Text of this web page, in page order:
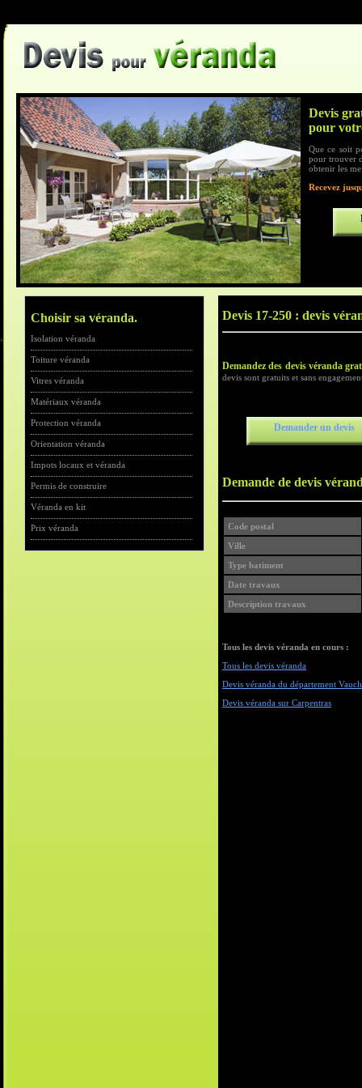
Devis
pour
Que ce soit
pour trouver
obtenir les
Recevez
Choisir sa véranda.
Isolation véranda
Toiture véranda
Vitres véranda
Matériaux véranda
Protection véranda
Orientation véranda
Impots locaux et véranda
Permis de construire
Véranda en kit
Prix véranda
Devis 17-250 : devis
Demandez des devis véranda
devis sont gratuits et sans
Demander un devis
Demande de devis
Code postal
Ville
Type batiment
Date travaux
Description travaux
Tous les devis véranda en cours :
Tous les devis véranda
Devis véranda du département
Devis véranda sur Carpentras